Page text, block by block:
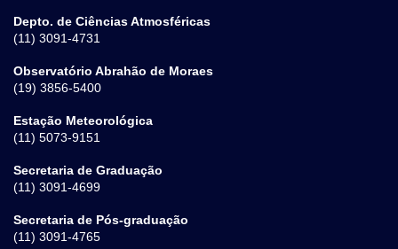
Depto. de Ciências Atmosféricas
(11) 3091-4731
Observatório Abrahão de Moraes
(19) 3856-5400
Estação Meteorológica
(11) 5073-9151
Secretaria de Graduação
(11) 3091-4699
Secretaria de Pós-graduação
(11) 3091-4765